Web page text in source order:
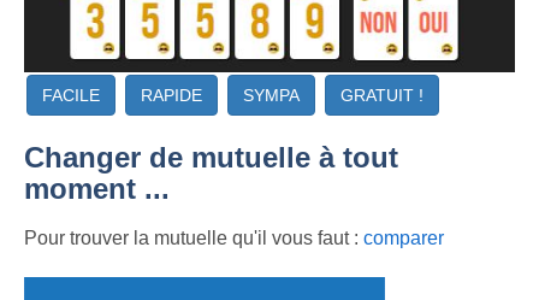
FACILE RAPIDE SYMPA GRATUIT !
Changer de mutuelle à tout
moment ...
Pour trouver la mutuelle qu'il vous faut : comparer